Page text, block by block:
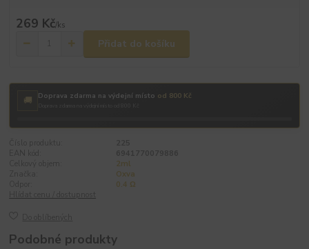
269 Kč/ks
Přidat do košíku
🚚 Doprava zdarma na výdejní místo od 800 Kč
2ml
Oxva
0.4 Ω
Podobné produkty